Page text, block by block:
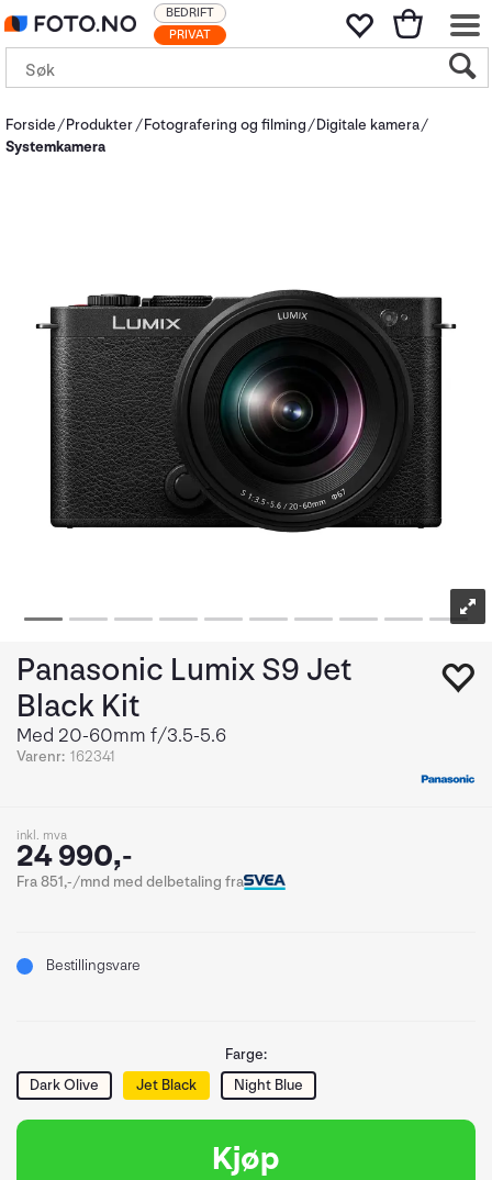
PRIVAT
BEDRIFT
Forside Produkter Fotografering og filming
Digitale kamera
Systemkamera
Panasonic Lumix S9 Jet
Black Kit
Med 20-60mm f/3.5-5.6
Varenr: 162341
inkl. mva
24 990,-
Fra 851,-/mnd med delbetaling fra
Bestillingsvare
Farge:
Dark Olive
Jet Black Night Blue
Kjøp